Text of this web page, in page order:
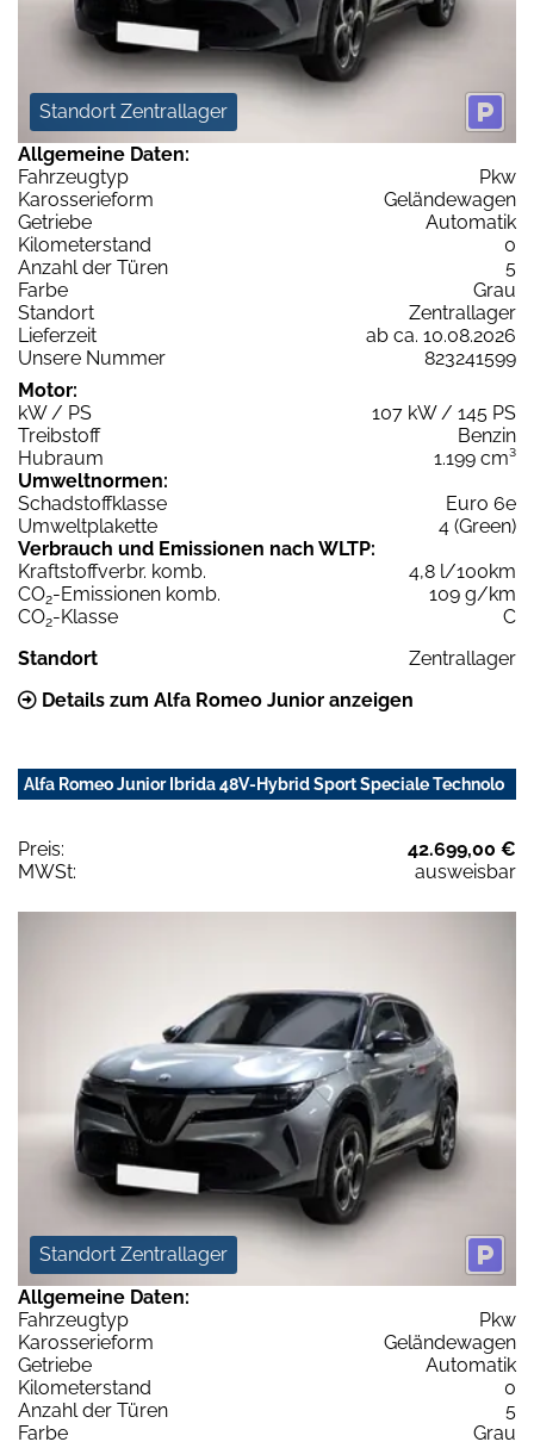
Standort Zentrallager
Allgemeine Daten:
Fahrzeugtyp
Pkw
Karosserieform
Geländewagen
Getriebe
Automatik
Kilometerstand
0
Anzahl der Türen
5
Farbe
Grau
Standort
Zentrallager
Lieferzeit
ab ca. 10.08.2026
Unsere Nummer
823241599
Motor:
kW / PS
107 kW / 145 PS
Treibstoff
Benzin
Hubraum
1.199 cm³
Umweltnormen:
Schadstoffklasse
Euro 6e
Umweltplakette
4 (Green)
Verbrauch und Emissionen nach WLTP:
Kraftstoffverbr. komb.
4,8 l/100km
CO2-Emissionen komb.
109 g/km
CO2-Klasse
C
Standort
Zentrallager
Details zum Alfa Romeo Junior anzeigen
Alfa Romeo Junior Ibrida 48V-Hybrid Sport Speciale Technolo
Preis:
42.699,00 €
MWSt:
ausweisbar
Standort Zentrallager
Allgemeine Daten:
Fahrzeugtyp
Pkw
Karosserieform
Geländewagen
Getriebe
Automatik
Kilometerstand
0
Anzahl der Türen
5
Farbe
Grau